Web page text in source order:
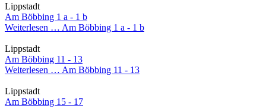
Lippstadt
Am Böbbing 1 a - 1 b
Weiterlesen … Am Böbbing 1 a - 1 b
Lippstadt
Am Böbbing 11 - 13
Weiterlesen … Am Böbbing 11 - 13
Lippstadt
Am Böbbing 15 - 17